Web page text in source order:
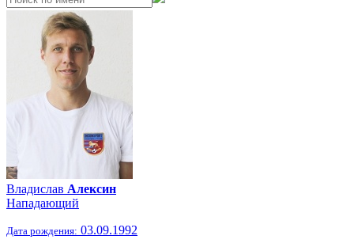
Владислав Алексин
Нападающий
Дата рождения: 03.09.1992